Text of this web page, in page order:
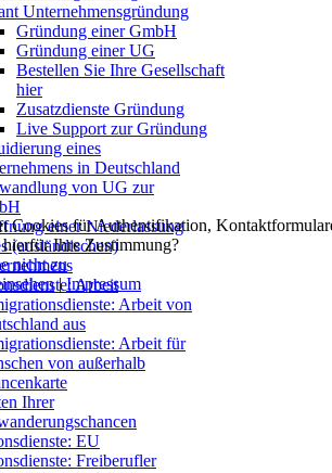
Unternehmensgründung
Gründung einer GmbH
Gründung einer UG
Bestellen Sie Ihre Gesellschaft
hier
Zusatzdienste Gründung
Live Support zur Gründung
eines
in Deutschland
von UG zur
einer Niederlassung
(ausländischen)
Arbeit
Arbeit von
aus
Arbeit für
von außerhalb
Ihrer
EU
Freiberufler
Cookies für Authentifikation,
Ihre Zustimmung?
nicht zu
|Impressum